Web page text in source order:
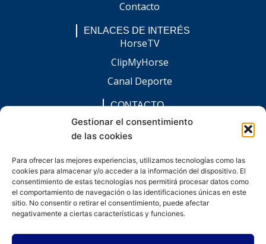
Gestionar el consentimiento
de las cookies
Para ofrecer las mejores experiencias, utilizamos tecnologías como las
cookies para almacenar y/o acceder a la información del dispositivo. El
consentimiento de estas tecnologías nos permitirá procesar datos como
el comportamiento de navegación o las identificaciones únicas en este
sitio. No consentir o retirar el consentimiento, puede afectar
negativamente a ciertas características y funciones.
Contacto
ENLACES DE INTERÉS
HorseTV
ClipMyHorse
Canal Deporte
CONTACTO
comunicacion@chaccoinfo.com
Presentes en todo el ámbito nacional
F
a
c
e
b
o
I
n
s
t
a
g
L
i
n
k
e
d
E
n
v
e
l
o
W
h
a
t
s